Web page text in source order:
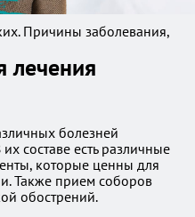
Причины заболевания,
лечения
болезней
составе есть различные
которые ценны для
Также прием соборов
обострений.